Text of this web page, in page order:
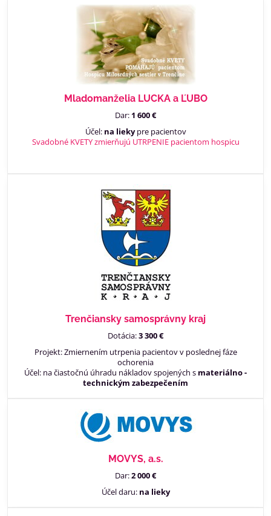
Mladomanželia LUCKA a ĽUBO
Dar: 1 600 €
Účel: na liekypre pacientov
Svadobné KVETY zmierňujú UTRPENIE pacientom hospicu
Trenčiansky samosprávny kraj
Dotácia:3 300 €
Projekt: Zmiernením utrpenia pacientov v poslednej fáze
ochorenia
Účel: na čiastočnú úhradu nákladov spojených s materiálno -
technickým zabezpečením
MOVYS, a.s.
Dar:2 000 €
Účel daru: na lieky